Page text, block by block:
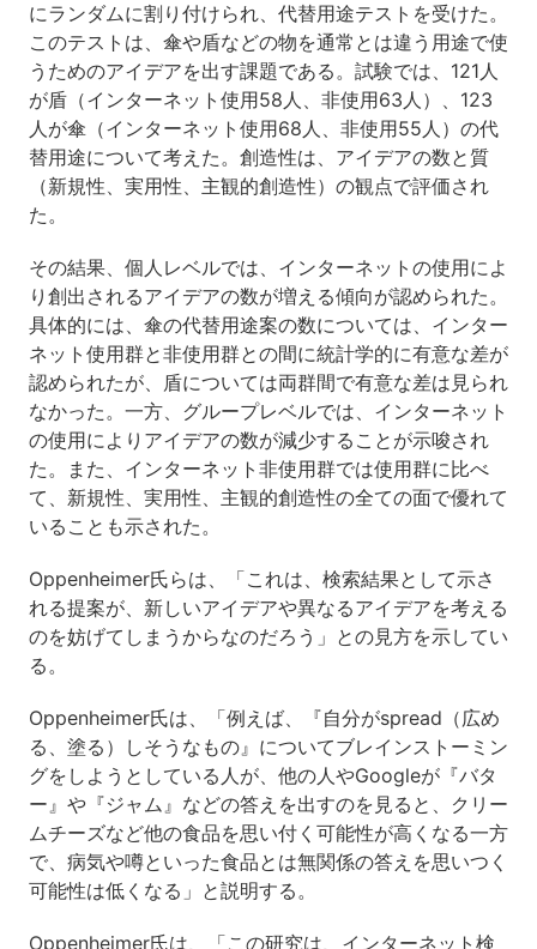
にランダムに割り付けられ、代替用途テストを受けた。
このテストは、傘や盾などの物を通常とは違う用途で使
うためのアイデアを出す課題である。試験では、121人
が盾（インターネット使用58人、非使用63人）、123
人が傘（インターネット使用68人、非使用55人）の代
替用途について考えた。創造性は、アイデアの数と質
（新規性、実用性、主観的創造性）の観点で評価され
た。
その結果、個人レベルでは、インターネットの使用によ
り創出されるアイデアの数が増える傾向が認められた。
具体的には、傘の代替用途案の数については、インター
ネット使用群と非使用群との間に統計学的に有意な差が
認められたが、盾については両群間で有意な差は見られ
なかった。一方、グループレベルでは、インターネット
の使用によりアイデアの数が減少することが示唆され
た。また、インターネット非使用群では使用群に比べ
て、新規性、実用性、主観的創造性の全ての面で優れて
いることも示された。
Oppenheimer氏らは、「これは、検索結果として示さ
れる提案が、新しいアイデアや異なるアイデアを考える
のを妨げてしまうからなのだろう」との見方を示してい
る。
Oppenheimer氏は、「例えば、『自分がspread（広め
る、塗る）しそうなもの』についてブレインストーミン
グをしようとしている人が、他の人やGoogleが『バタ
ー』や『ジャム』などの答えを出すのを見ると、クリー
ムチーズなど他の食品を思い付く可能性が高くなる一方
で、病気や噂といった食品とは無関係の答えを思いつく
可能性は低くなる」と説明する。
Oppenheimer氏は、「この研究は、インターネット検